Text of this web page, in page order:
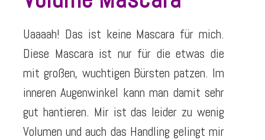
Uaaaah! Das ist keine Mascara für mich.
Diese Mascara ist nur für die etwas die
mit großen, wuchtigen Bürsten patzen. Im
inneren Augenwinkel kann man damit sehr
gut hantieren. Mir ist das leider zu wenig
Volumen und auch das Handling gelingt mir